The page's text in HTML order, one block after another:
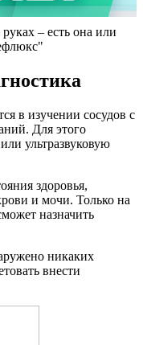
– есть она или
в изучении сосудов с
Для этого
ультразвуковую
здоровья,
и мочи. Только на
назначить
никаких
внести